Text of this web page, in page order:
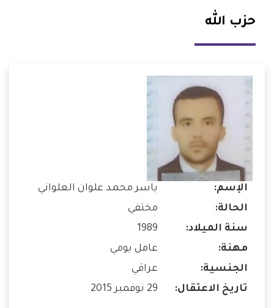
حزب الله
الإسم:
ياسر محمد علوان العلواني
الحالة:
مختفي
سنة الميلاد:
1989
مهنة:
عامل يومي
الجنسية:
عراقي
تاريخ الاعتقال:
29 نوفمبر 2015